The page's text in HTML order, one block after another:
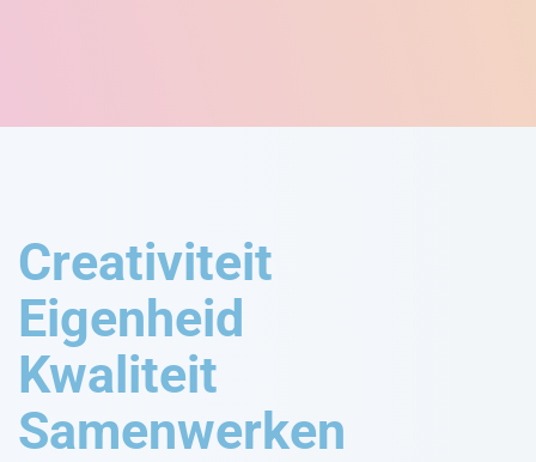
Creativiteit
Eigenheid
Kwaliteit
Samenwerken